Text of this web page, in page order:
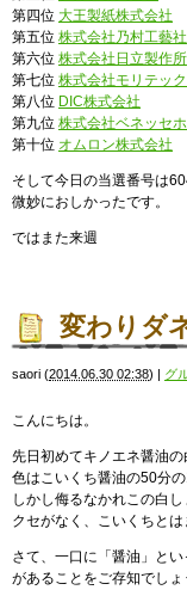
第四位 大王製紙株式会社
第五位 株式会社乃村工藝社
第六位 株式会社日立製作所
第七位 株式会社モリテッ
第八位 DIC株式会社
第九位 株式会社ベネッセ
第十位 オムロン株式会社
そして今日の当選番号は
微妙におしかったです。
ではまた来週
変わりダ
saori (2014.06.30 02:38) | グ
こんにちは。
先日初めてキノエネ醤油の
色はこいくち醤油の50分
しかし侮るなかれこの白
クセがなく、こいくちと
さて、一口に「醤油」と
があることをご存知でしょ